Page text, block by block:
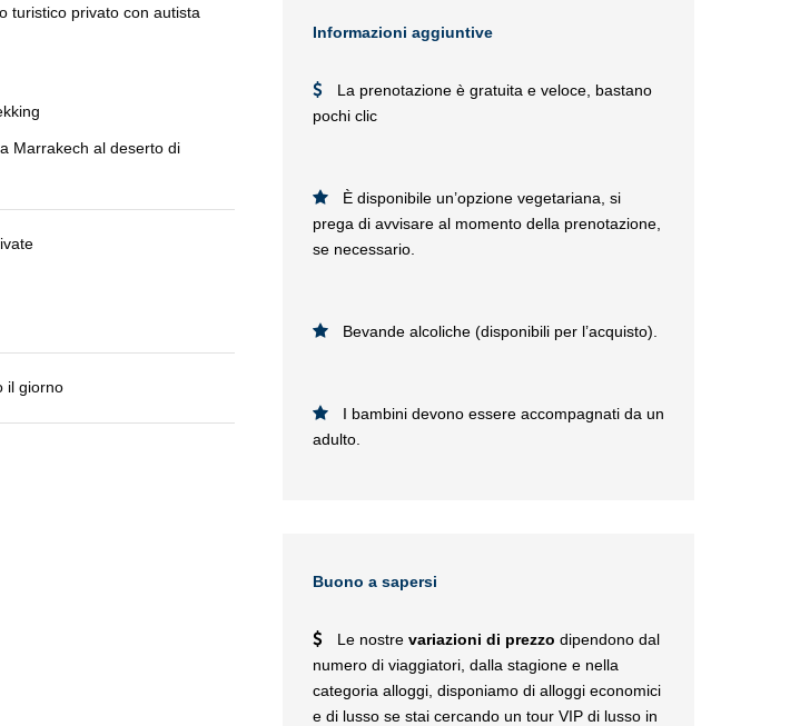
Informazioni aggiuntive
La prenotazione è gratuita e veloce, bastano
pochi clic
È disponibile un’opzione vegetariana, si
prega di avvisare al momento della prenotazione,
se necessario.
Bevande alcoliche (disponibili per l’acquisto).
I bambini devono essere accompagnati da un
adulto.
Buono a sapersi
Le nostre variazioni di prezzo dipendono dal
numero di viaggiatori, dalla stagione e nella
categoria alloggi, disponiamo di alloggi economici
e di lusso se stai cercando un tour VIP di lusso in
turistico privato con autista
Marrakech al deserto di
il giorno